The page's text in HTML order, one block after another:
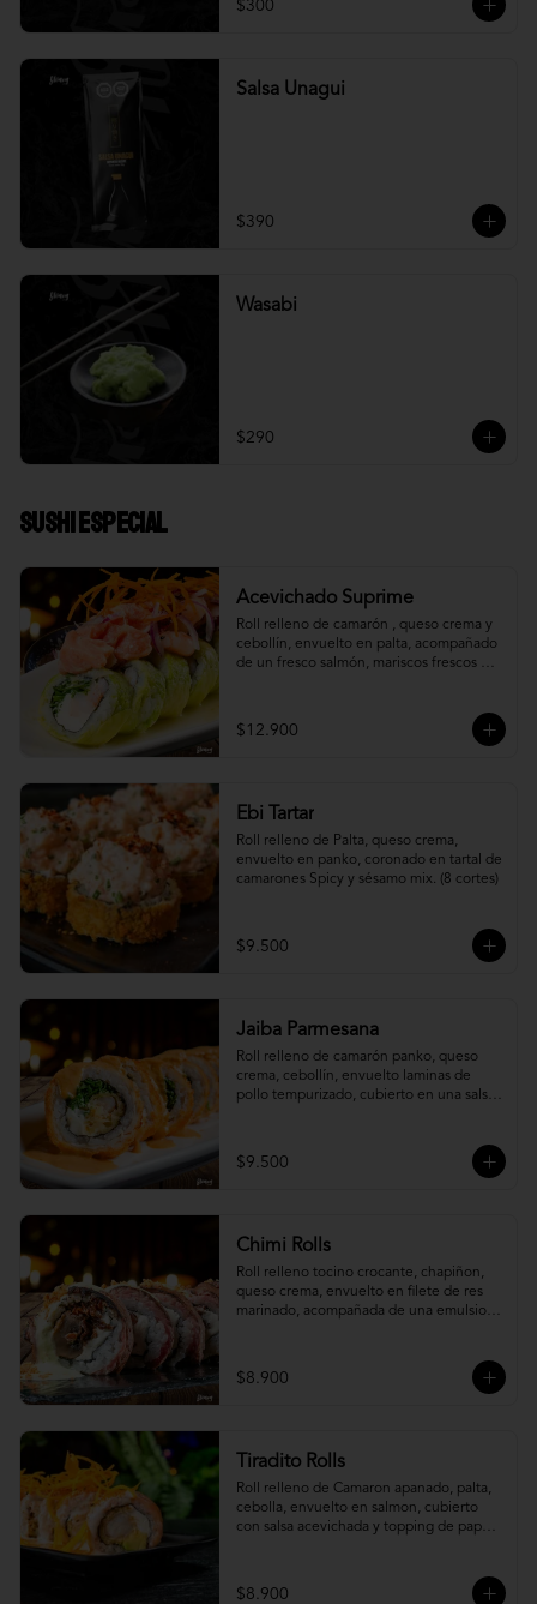
$300
Salsa Unagui
$390
Wasabi
$290
Sushi Especial
Acevichado Suprime
Roll relleno de camarón , queso crema y
cebollín, envuelto en palta, acompañado
de un fresco salmón, mariscos frescos en
$12.900
Ebi Tartar
Roll relleno de Palta, queso crema,
envuelto en panko, coronado en tartal de
camarones Spicy y sésamo mix. (8 cortes)
$9.500
Jaiba Parmesana
Roll relleno de camarón panko, queso
crema, cebollín, envuelto laminas de
pollo tempurizado, cubierto en una salsa
$9.500
Chimi Rolls
Roll relleno tocino crocante, chapiñon,
queso crema, envuelto en filete de res
marinado, acompañada de una emulsion
$8.900
Tiradito Rolls
Roll relleno de Camaron apanado, palta,
cebolla, envuelto en salmon, cubierto
con salsa acevichada y topping de papa
$8.900